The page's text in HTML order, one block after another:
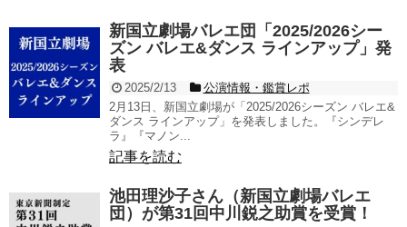
新国立劇場バレエ団「2025/2026シー
ズン バレエ&ダンス ラインアップ」発
表
2025/2/13
公演情報・鑑賞レポ
2月13日、新国立劇場が「2025/2026シーズン バレエ&
ダンス ラインアップ」を発表しました。『シンデレ
ラ』『マノン...
記事を読む
池田理沙子さん（新国立劇場バレエ
団）が第31回中川鋭之助賞を受賞！